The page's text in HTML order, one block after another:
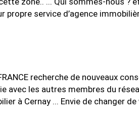
service d’agence
recherche de nouveaux
avec les autres membres du
à Cernay ... Envie de changer